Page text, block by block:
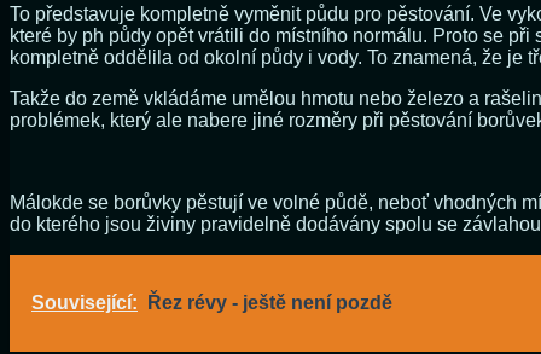
To představuje kompletně vyměnit půdu pro pěstování. Ve
které by ph půdy opět vrátili do místního normálu. Proto se
kompletně oddělila od okolní půdy i vody. To znamená, že
Takže do země vkládáme umělou hmotu nebo železo a
problémek, který ale nabere jiné rozměry při pěstování
Málokde se borůvky pěstují ve volné půdě, neboť vhodných
do kterého jsou živiny pravidelně dodávány spolu se
Související: Řez révy - ještě není pozdě